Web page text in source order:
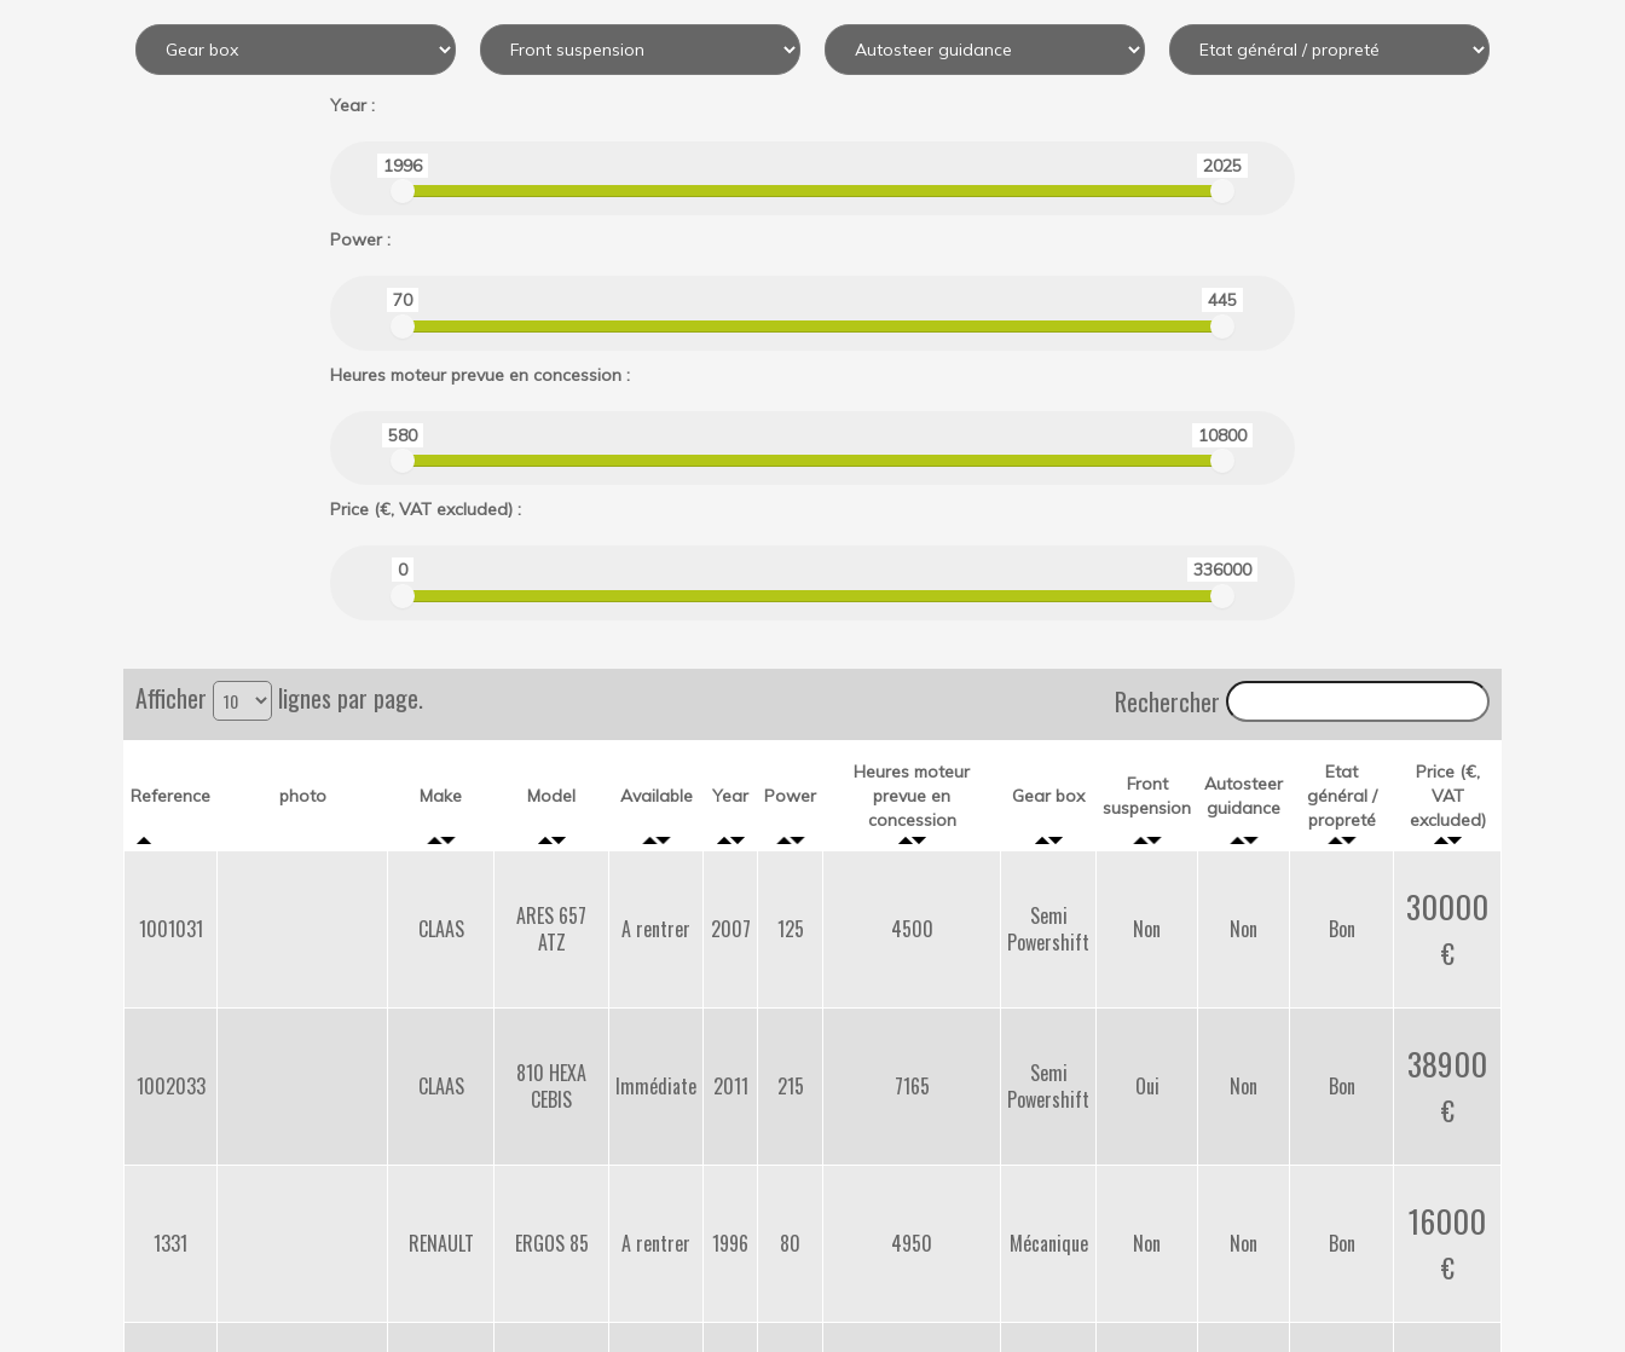
Year :
1996 2025
Power :
70 445
Heures moteur prevue en concession :
580 10800
Price (€, VAT excluded) :
0 336000
Afficher lignes par page. Rechercher
Reference photo Make Model Available Year Power
Heures moteur
prevue en
concession
Gear box
Front
suspension
Autosteer
guidance
Etat
général /
propreté
Price (€,
VAT
excluded)
1001031 CLAAS
ARES 657
ATZ
A rentrer 2007 125 4500
Semi
Powershift
Non Non Bon 30000
1002033 CLAAS
810 HEXA
CEBIS
Immédiate 2011 215 7165
Semi
Powershift
Oui Non Bon 38900
1331 RENAULT ERGOS 85 A rentrer 1996 80 4950 Mécanique Non Non Bon 16000